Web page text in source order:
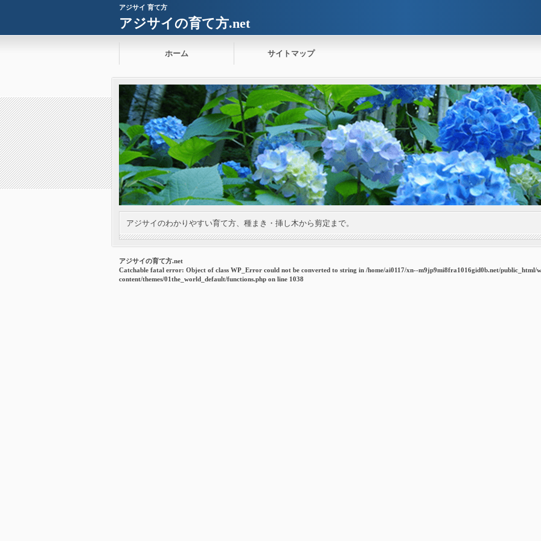
アジサイ 育て方
アジサイの育て方.net
ホーム サイトマップ
アジサイのわかりやすい育て方、種まき・挿し木から剪定まで。
アジサイの育て方.net
Catchable fatal error: Object of class WP_Error could not be converted to string in /home/ai0117/xn--m9jp9mi8fra1016gid0b.net/public_html/
content/themes/01the_world_default/functions.php on line 1038